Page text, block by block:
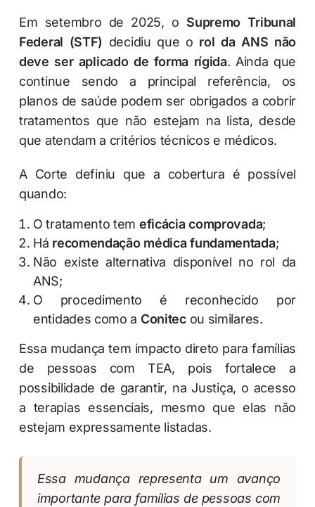
Em setembro de 2025, o Supremo Tribunal
Federal (STF) decidiu que o rol da ANS não
deve ser aplicado de forma rígida. Ainda que
continue sendo a principal referência, os
planos de saúde podem ser obrigados a cobrir
tratamentos que não estejam na lista, desde
que atendam a critérios técnicos e médicos.
A Corte definiu que a cobertura é possível
quando:
O tratamento tem eficácia comprovada;
Há recomendação médica fundamentada;
Não existe alternativa disponível no rol da
ANS;
O procedimento é reconhecido por
entidades como a Conitecou similares.
Essa mudança tem impacto direto para famílias
de pessoas com TEA, pois fortalece a
possibilidade de garantir, na Justiça, o acesso
a terapias essenciais, mesmo que elas não
estejam expressamente listadas.
Essa mudança representa um avanço
importante para famílias de pessoas com